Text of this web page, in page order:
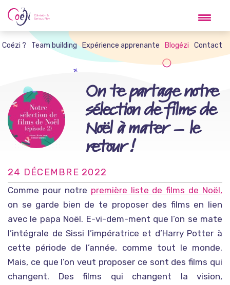
Skip
to
content
? Team building Expérience apprenante Blogézi Contact
On te partage notre
sélection de films de
Noël à mater – le
retour !
24 DÉCEMBRE 2022
Comme pour notre première liste de films de Noël,
on se garde bien de te proposer des films en lien
avec le papa Noël. E-vi-dem-ment que l’on se mate
l’intégrale de Sissi l’impératrice et d’Harry Potter à
cette période de l’année, comme tout le monde.
Mais, ce que l’on veut proposer ce sont des films qui
changent. Des films qui changent la vision,